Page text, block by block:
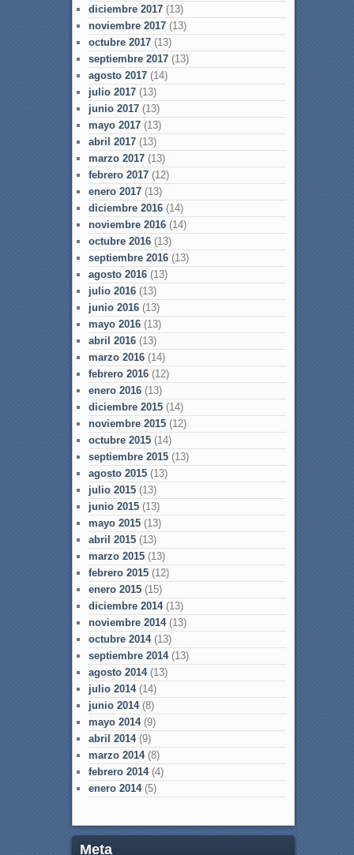
diciembre 2017(13)
noviembre 2017(13)
octubre 2017(13)
septiembre 2017(13)
agosto 2017(14)
julio 2017(13)
junio 2017(13)
mayo 2017(13)
abril 2017(13)
marzo 2017(13)
febrero 2017(12)
enero 2017(13)
diciembre 2016(14)
noviembre 2016(14)
octubre 2016(13)
septiembre 2016(13)
agosto 2016(13)
julio 2016(13)
junio 2016(13)
mayo 2016(13)
abril 2016(13)
marzo 2016(14)
febrero 2016(12)
enero 2016(13)
diciembre 2015(14)
noviembre 2015(12)
octubre 2015(14)
septiembre 2015(13)
agosto 2015(13)
julio 2015(13)
junio 2015(13)
mayo 2015(13)
abril 2015(13)
marzo 2015(13)
febrero 2015(12)
enero 2015(15)
diciembre 2014(13)
noviembre 2014(13)
octubre 2014(13)
septiembre 2014(13)
agosto 2014(13)
julio 2014(14)
junio 2014(8)
mayo 2014(9)
abril 2014(9)
marzo 2014(8)
febrero 2014(4)
enero 2014(5)
Meta